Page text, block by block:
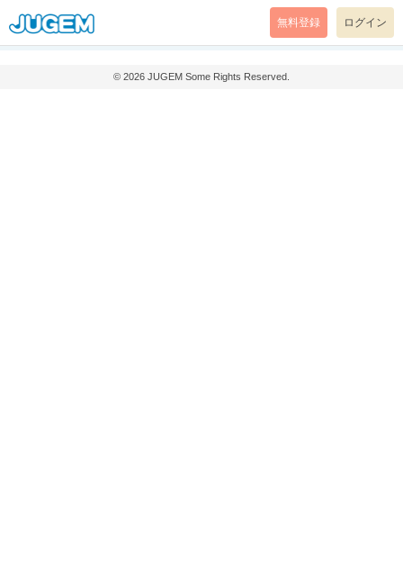
無料登録 ログイン
© 2026 JUGEM Some Rights Reserved.